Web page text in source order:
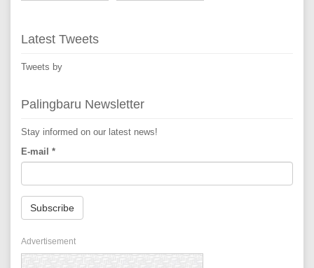
Latest Tweets
Tweets by
Palingbaru Newsletter
Stay informed on our latest news!
E-mail *
Subscribe
Advertisement